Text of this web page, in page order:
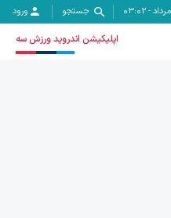
-
03:02 جستجو ورود
اپلیکیشن اندروید ورزش سه